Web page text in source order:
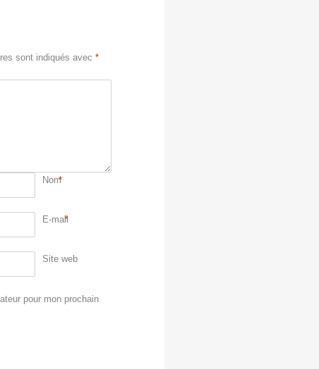
sont indiqués avec *
Nom*
E-mail
*
Site web
pour mon prochain